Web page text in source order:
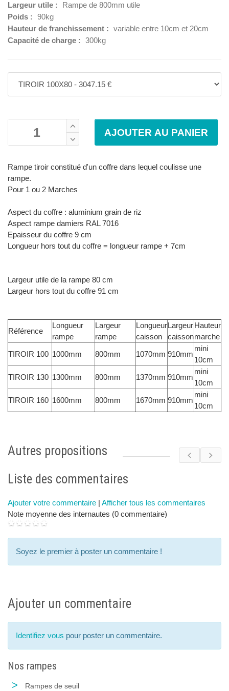
Largeur utile :
Rampe de 800mm utile
Poids : 90kg
Hauteur de franchissement : variable entre 10cm et 20cm
Capacité de charge : 300kg
Rampe tiroir constitué d'un coffre dans lequel coulisse une
rampe.
Pour 1 ou 2 Marches
Aspect du coffre : aluminium grain de riz
Aspect rampe damiers RAL 7016
Epaisseur du coffre 9 cm
Longueur hors tout du coffre = longueur rampe + 7cm
Largeur utile de la rampe 80 cm
Largeur hors tout du coffre 91 cm
Référence
Longueur
rampe
Largeur
rampe
Longueur
caisson
Largeur
caisson
Hauteur
marche
TIROIR 100 1000mm 800mm 1070mm 910mm
mini
10cm
TIROIR 130 1300mm 800mm 1370mm 910mm
mini
10cm
TIROIR 160 1600mm 800mm 1670mm 910mm
mini
10cm
Autres propositions
Liste des commentaires
Ajouter votre commentaire | Afficher tous les commentaires
Note moyenne des internautes (0 commentaire)
Soyez le premier à poster un commentaire !
Ajouter un commentaire
Identifiez vous pour poster un commentaire.
Nos rampes
> Rampes de seuil